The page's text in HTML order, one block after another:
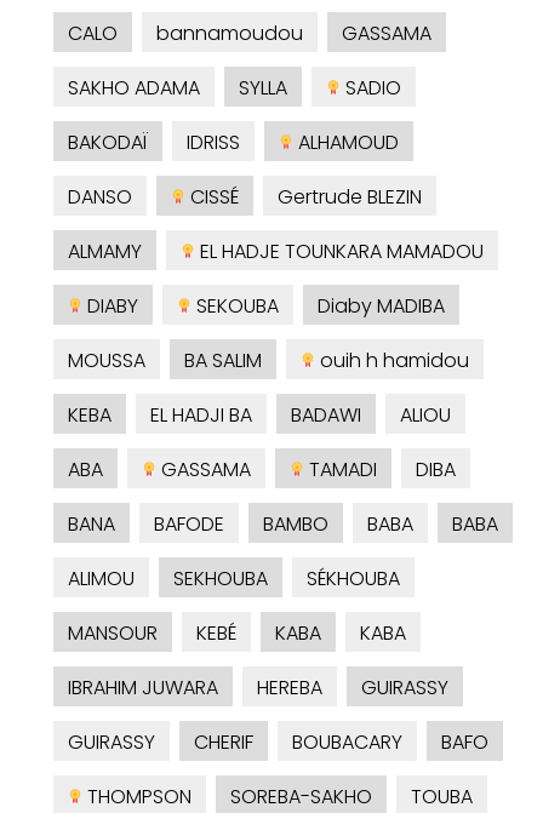
CALO
bannamoudou
GASSAMA
SAKHO ADAMA
SYLLA
SADIO
BAKODAÏ
IDRISS
ALHAMOUD
DANSO
CISSÉ
Gertrude BLEZIN
ALMAMY
EL HADJE TOUNKARA MAMADOU
DIABY
SEKOUBA
Diaby MADIBA
MOUSSA
BA SALIM
ouih h hamidou
KEBA
EL HADJI BA BADAWI
ALIOU
ABA
GASSAMA TAMADI
DIBA
BANA
BAFODE BAMBO BABA
BABA
ALIMOU
SEKHOUBA
SÉKHOUBA
MANSOUR
KEBÉ KABA
KABA
IBRAHIM JUWARA
HEREBA
GUIRASSY
GUIRASSY
CHERIF BOUBACARY
BAFO
THOMPSON
SOREBA-SAKHO
TOUBA